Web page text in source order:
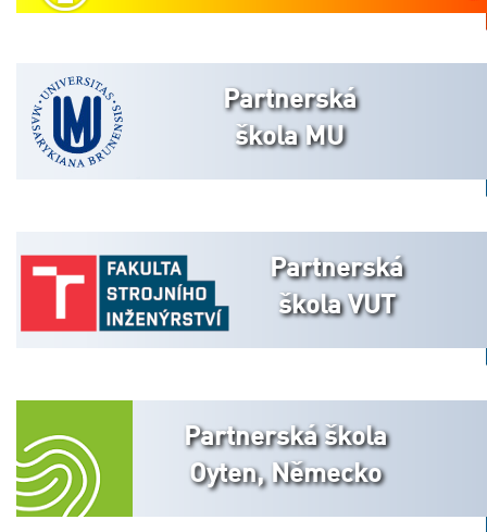
Partnerská
škola MU
Partnerská
škola VUT
Partnerská škola
Oyten, Německo